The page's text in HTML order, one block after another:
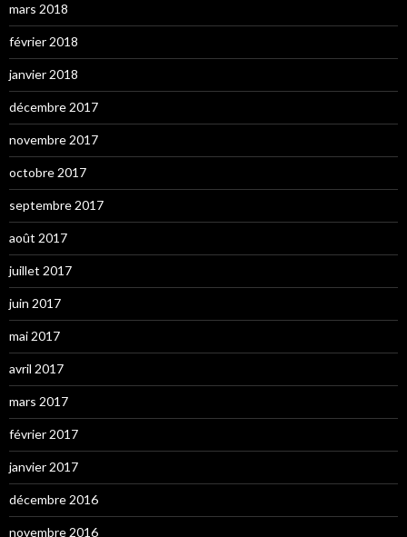
mars 2018
février 2018
janvier 2018
décembre 2017
novembre 2017
octobre 2017
septembre 2017
août 2017
juillet 2017
juin 2017
mai 2017
avril 2017
mars 2017
février 2017
janvier 2017
décembre 2016
novembre 2016